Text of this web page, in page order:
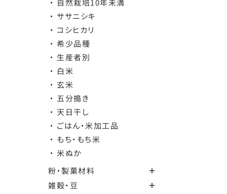
・ 自然栽培10年未満
・ ササニシキ
・ コシヒカリ
・ 希少品種
・ 生産者別
・ 白米
・ 玄米
・ 五分搗き
・ 天日干し
・ ごはん・米加工品
・ もち・もち米
・ 米ぬか
粉・製菓材料
雑穀・豆